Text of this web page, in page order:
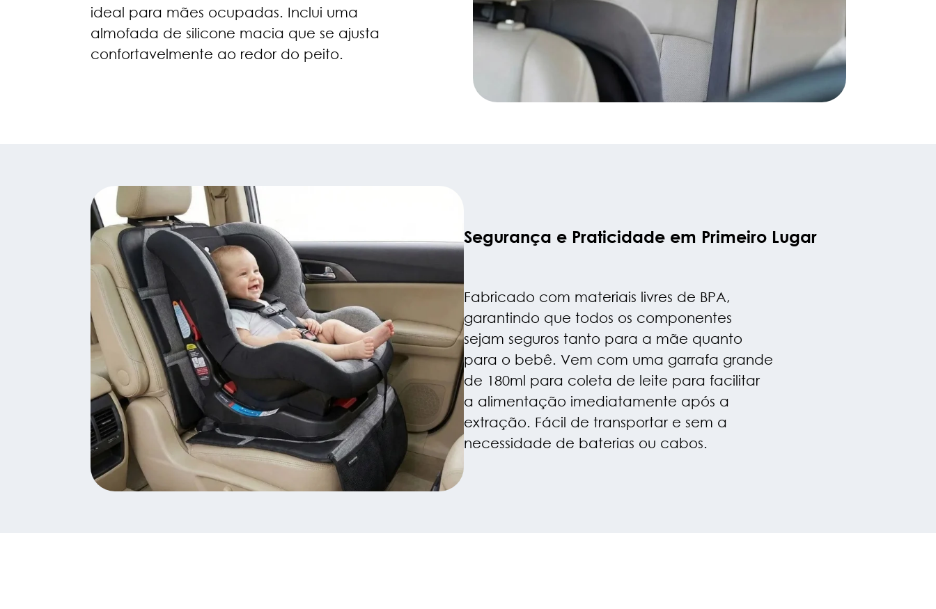
ideal para mães ocupadas. Inclui uma
almofada de silicone macia que se ajusta
confortavelmente ao redor do peito.
Segurança e Praticidade em Primeiro Lugar
Fabricado com materiais livres de BPA,
garantindo que todos os componentes
sejam seguros tanto para a mãe quanto
para o bebê. Vem com uma garrafa grande
de 180ml para coleta de leite para facilitar
a alimentação imediatamente após a
extração. Fácil de transportar e sem a
necessidade de baterias ou cabos.